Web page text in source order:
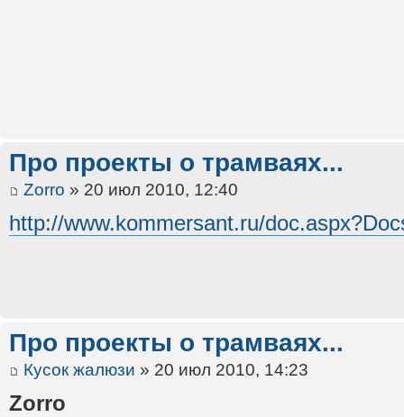
Про проекты о трамваях...
Zorro » 20 июл 2010, 12:40
http://www.kommersant.ru/
Про проекты о трамваях...
Кусок жалюзи » 20 июл 2010, 14:23
Zorro